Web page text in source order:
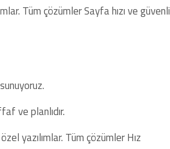
Tüm çözümler Sayfa hızı ve güvenli
ve planlıdır.
yazılımlar. Tüm çözümler Hız